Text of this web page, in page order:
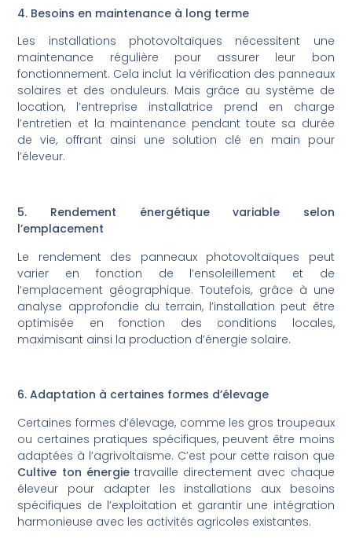
4. Besoins en maintenance à long terme
Les installations photovoltaïques nécessitent une
maintenance régulière pour assurer leur bon
fonctionnement. Cela inclut la vérification des panneaux
solaires et des onduleurs. Mais grâce au système de
location, l’entreprise installatrice prend en charge
l’entretien et la maintenance pendant toute sa durée
de vie, offrant ainsi une solution clé en main pour
l’éleveur.
5. Rendement énergétique variable selon
l’emplacement
Le rendement des panneaux photovoltaïques peut
varier en fonction de l’ensoleillement et de
l’emplacement géographique. Toutefois, grâce à une
analyse approfondie du terrain, l’installation peut être
optimisée en fonction des conditions locales,
maximisant ainsi la production d’énergie solaire.
6. Adaptation à certaines formes d’élevage
Certaines formes d’élevage, comme les gros troupeaux
ou certaines pratiques spécifiques, peuvent être moins
adaptées à l’agrivoltaïsme. C’est pour cette raison que
Cultive ton énergietravaille directement avec chaque
éleveur pour adapter les installations aux besoins
spécifiques de l’exploitation et garantir une intégration
harmonieuse avec les activités agricoles existantes.